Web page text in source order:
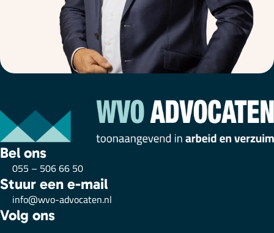
Bel ons
055 – 506 66 50
Stuur een e-mail
info@wvo-advocaten.nl
Volg ons